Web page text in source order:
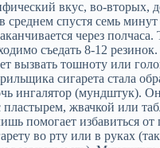
вкус, во-вторых,
среднем спустя семь минут
через
съедать 8-12
вызвать тошноту или
сигарета стала
ингалятор (мундштук).
пластырем, жвачкой или
помогает избавиться
во рту или в руках